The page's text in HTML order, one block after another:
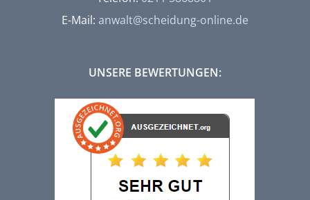
E-Mail: anwalt@scheidung-online.de
UNSERE BEWERTUNGEN: